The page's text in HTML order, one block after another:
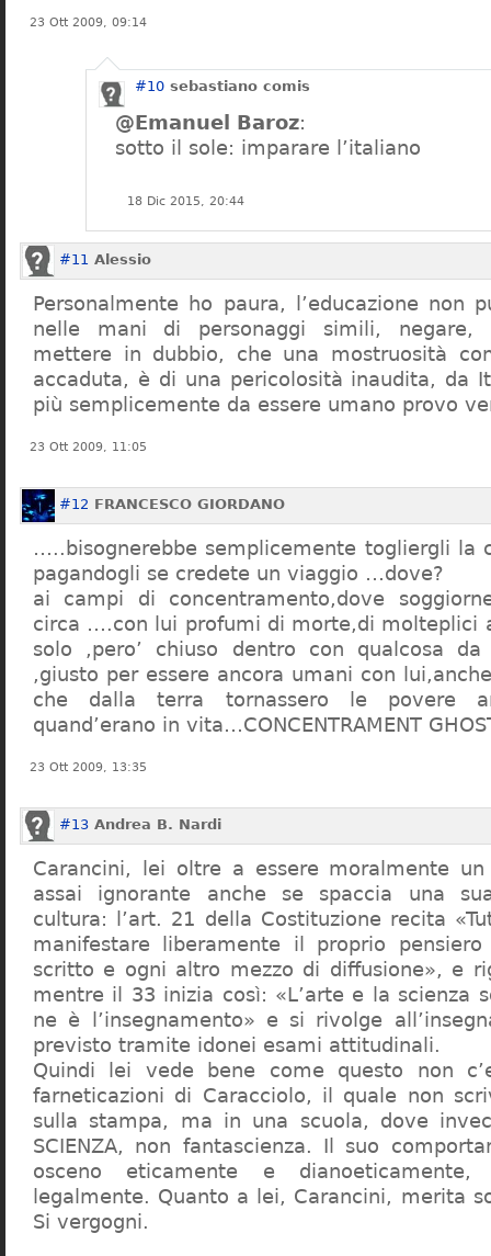
23 Ott 2009, 09:14
#10 sebastiano comis
@Emanuel Baroz:
sotto il sole: imparare l’italiano
18 Dic 2015, 20:44
#11 Alessio
Personalmente ho paura, l’educazione non
nelle mani di personaggi simili, negare,
mettere in dubbio, che una mostruosità
accaduta, è di una pericolosità inaudita, da
più semplicemente da essere umano provo
23 Ott 2009, 11:05
#12 FRANCESCO GIORDANO
…..bisognerebbe semplicemente togliergli la
pagandogli se credete un viaggio …dove?
ai campi di concentramento,dove
circa ….con lui profumi di morte,di molteplici
solo ,pero’ chiuso dentro con qualcosa
,giusto per essere ancora umani con
che dalla terra tornassero le povere
quand’erano in vita…CONCENTRAMENT
23 Ott 2009, 13:35
#13 Andrea B. Nardi
Carancini, lei oltre a essere moralmente
assai ignorante anche se spaccia una
cultura: l’art. 21 della Costituzione recita
manifestare liberamente il proprio
scritto e ogni altro mezzo di diffusione», e
mentre il 33 inizia così: «L’arte e la scienza
ne è l’insegnamento» e si rivolge
previsto tramite idonei esami attitudinali.
Quindi lei vede bene come questo non
farneticazioni di Caracciolo, il quale non
sulla stampa, ma in una scuola, dove
SCIENZA, non fantascienza. Il suo
osceno eticamente e dianoeticamente,
legalmente. Quanto a lei, Carancini, merita
Si vergogni.